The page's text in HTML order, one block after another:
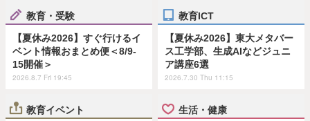
教育・受験
【夏休み2026】すぐ行けるイ
ベント情報おまとめ便＜8/9-
15開催＞
2026.8.7 Fri 19:45
教育ICT
【夏休み2026】東大メタバー
ス工学部、生成AIなどジュニ
ア講座6選
2026.7.30 Thu 11:15
教育イベント 生活・健康